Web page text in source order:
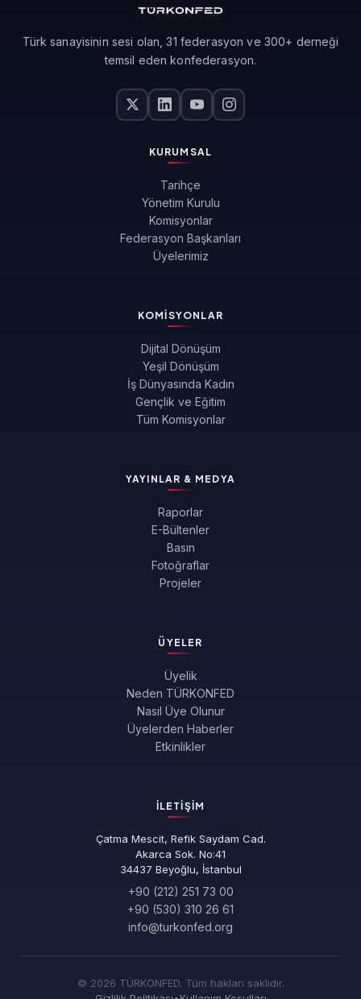
Türk sanayisinin sesi olan, 31 federasyon ve 300+ derneği
temsil eden konfederasyon.
KURUMSAL
Tarihçe
Yönetim Kurulu
Komisyonlar
Federasyon Başkanları
Üyelerimiz
KOMISYONLAR
Dijital Dönüşüm
Yeşil Dönüşüm
İş Dünyasında Kadın
Gençlik ve Eğitim
Tüm Komisyonlar
YAYINLAR & MEDYA
Raporlar
E-Bültenler
Basın
Fotoğraflar
Projeler
ÜYELER
Üyelik
Neden TÜRKONFED
Nasıl Üye Olunur
Üyelerden Haberler
Etkinlikler
İLETIŞIM
Çatma Mescit, Refik Saydam Cad.
Akarca Sok. No:41
34437 Beyoğlu, İstanbul
+90 (212) 251 73 00
+90 (530) 310 26 61
info@turkonfed.org
© 2026 TÜRKONFED. Tüm hakları saklıdır.